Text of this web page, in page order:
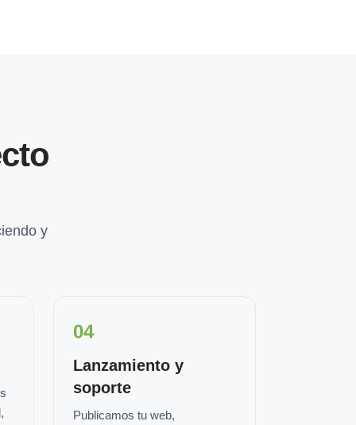
y
04
Lanzamiento y
soporte
Publicamos tu web,